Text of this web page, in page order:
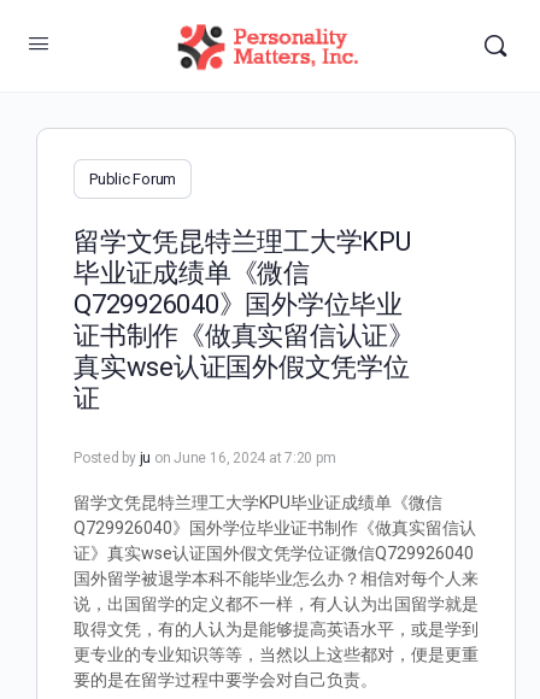
Public Forum
留学文凭昆特兰理工大学KPU
毕业证成绩单《微信
Q729926040》国外学位毕业
证书制作《做真实留信认证》
真实wse认证国外假文凭学位
证
Posted by ju on June 16, 2024 at 7:20 pm
留学文凭昆特兰理工大学KPU毕业证成绩单《微信
Q729926040》国外学位毕业证书制作《做真实留信认
证》真实wse认证国外假文凭学位证微信Q729926040
国外留学被退学本科不能毕业怎么办？相信对每个人来
说，出国留学的定义都不一样，有人认为出国留学就是
取得文凭，有的人认为是能够提高英语水平，或是学到
更专业的专业知识等等，当然以上这些都对，便是更重
要的是在留学过程中要学会对自己负责。